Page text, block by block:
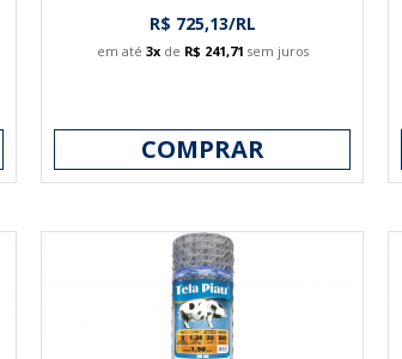
R$ 725,13/RL
em até 3xde R$ 241,71 sem juros
COMPRAR